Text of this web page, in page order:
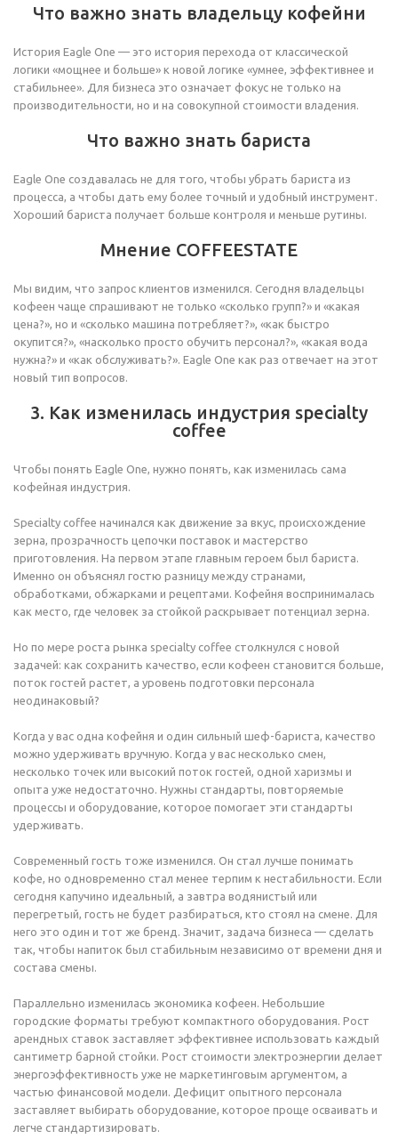
Что важно знать владельцу кофейни
История Eagle One — это история перехода от классической
логики «мощнее и больше» к новой логике «умнее, эффективнее и
стабильнее». Для бизнеса это означает фокус не только на
производительности, но и на совокупной стоимости владения.
Что важно знать бариста
Eagle One создавалась не для того, чтобы убрать бариста из
процесса, а чтобы дать ему более точный и удобный инструмент.
Хороший бариста получает больше контроля и меньше рутины.
Мнение COFFEESTATE
Мы видим, что запрос клиентов изменился. Сегодня владельцы
кофеен чаще спрашивают не только «сколько групп?» и «какая
цена?», но и «сколько машина потребляет?», «как быстро
окупится?», «насколько просто обучить персонал?», «какая вода
нужна?» и «как обслуживать?». Eagle One как раз отвечает на этот
новый тип вопросов.
3. Как изменилась индустрия specialty
coffee
Чтобы понять Eagle One, нужно понять, как изменилась сама
кофейная индустрия.
Specialty coffee начинался как движение за вкус, происхождение
зерна, прозрачность цепочки поставок и мастерство
приготовления. На первом этапе главным героем был бариста.
Именно он объяснял гостю разницу между странами,
обработками, обжарками и рецептами. Кофейня воспринималась
как место, где человек за стойкой раскрывает потенциал зерна.
Но по мере роста рынка specialty coffee столкнулся с новой
задачей: как сохранить качество, если кофеен становится больше,
поток гостей растет, а уровень подготовки персонала
неодинаковый?
Когда у вас одна кофейня и один сильный шеф-бариста, качество
можно удерживать вручную. Когда у вас несколько смен,
несколько точек или высокий поток гостей, одной харизмы и
опыта уже недостаточно. Нужны стандарты, повторяемые
процессы и оборудование, которое помогает эти стандарты
удерживать.
Современный гость тоже изменился. Он стал лучше понимать
кофе, но одновременно стал менее терпим к нестабильности. Если
сегодня капучино идеальный, а завтра водянистый или
перегретый, гость не будет разбираться, кто стоял на смене. Для
него это один и тот же бренд. Значит, задача бизнеса — сделать
так, чтобы напиток был стабильным независимо от времени дня и
состава смены.
Параллельно изменилась экономика кофеен. Небольшие
городские форматы требуют компактного оборудования. Рост
арендных ставок заставляет эффективнее использовать каждый
сантиметр барной стойки. Рост стоимости электроэнергии делает
энергоэффективность уже не маркетинговым аргументом, а
частью финансовой модели. Дефицит опытного персонала
заставляет выбирать оборудование, которое проще осваивать и
легче стандартизировать.